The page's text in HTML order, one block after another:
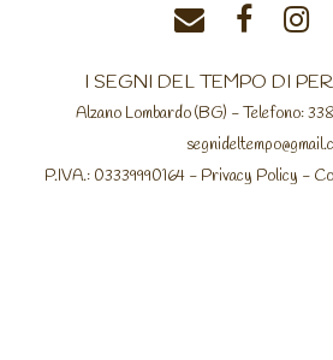
I SEGNI DEL TEMPO DI
Alzano Lombardo (BG) - Telefono:
P.IVA.: 03339990164 - Privacy Policy -